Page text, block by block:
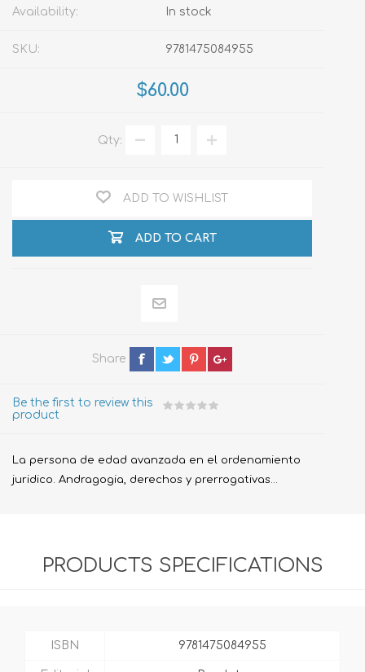
Availability: In stock
SKU: 9781475084955
$60.00
Qty:
ADD TO WISHLIST
ADD TO CART
Share
Be the first to review this
product
La persona de edad avanzada en el ordenamiento
juridico. Andragogia, derechos y prerrogativas...
PRODUCTS SPECIFICATIONS
ISBN 9781475084955